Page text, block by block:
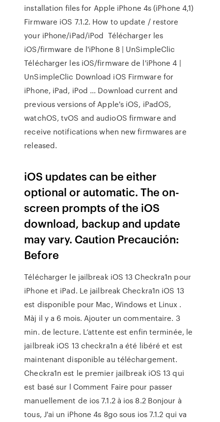
installation files for Apple iPhone 4s (iPhone 4,1)
Firmware iOS 7.1.2. How to update / restore
your iPhone/iPad/iPod Télécharger les
iOS/firmware de l'iPhone 8 | UnSimpleClic
Télécharger les iOS/firmware de l'iPhone 4 |
UnSimpleClic Download iOS Firmware for
iPhone, iPad, iPod … Download current and
previous versions of Apple's iOS, iPadOS,
watchOS, tvOS and audioOS firmware and
receive notifications when new firmwares are
released.
iOS updates can be either
optional or automatic. The on-
screen prompts of the iOS
download, backup and update
may vary. Caution Precaución:
Before
Télécharger le jailbreak iOS 13 Checkra1n pour
iPhone et iPad. Le jailbreak Checkra1n iOS 13
est disponible pour Mac, Windows et Linux .
Màj il y a 6 mois. Ajouter un commentaire. 3
min. de lecture. L’attente est enfin terminée, le
jailbreak iOS 13 checkra1n a été libéré et est
maintenant disponible au téléchargement.
Checkra1n est le premier jailbreak iOS 13 qui
est basé sur l Comment Faire pour passer
manuellement de ios 7.1.2 à ios 8.2 Bonjour à
tous, J'ai un iPhone 4s 8go sous ios 7.1.2 qui va